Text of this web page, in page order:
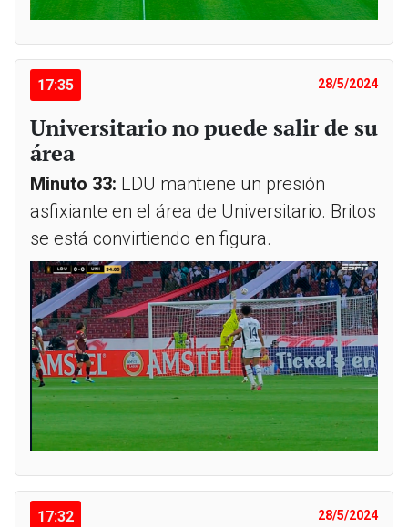
17:35 28/5/2024
Universitario no puede salir de su
área
Minuto 33: LDU mantiene un presión
asfixiante en el área de Universitario. Britos
se está convirtiendo en figura.
17:32 28/5/2024